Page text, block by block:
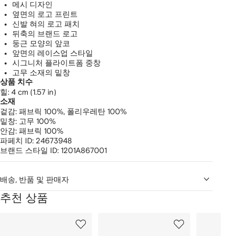
메시 디자인
옆면의 로고 프린트
신발 혀의 로고 패치
뒤축의 브랜드 로고
둥근 모양의 앞코
앞면의 레이스업 스타일
시그니처 플라이트폼 중창
고무 소재의 밑창
상품 치수
힐: 4 cm (1.57 in)
소재
겉감: 패브릭 100%, 폴리우레탄 100%
밑창: 고무 100%
안감: 패브릭 100%
파페치 ID: 24673948
브랜드 스타일 ID: 1201A867001
배송, 반품 및 판매자
추천 상품